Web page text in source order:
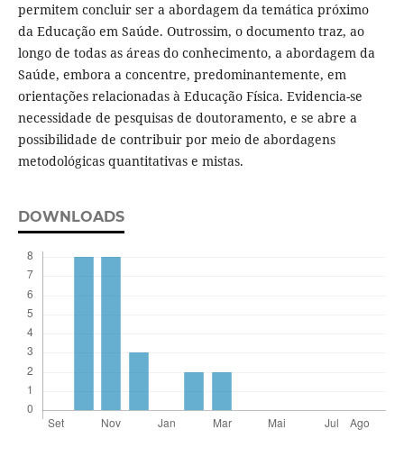
permitem concluir ser a abordagem da temática próximo
da Educação em Saúde. Outrossim, o documento traz, ao
longo de todas as áreas do conhecimento, a abordagem da
Saúde, embora a concentre, predominantemente, em
orientações relacionadas à Educação Física. Evidencia-se
necessidade de pesquisas de doutoramento, e se abre a
possibilidade de contribuir por meio de abordagens
metodológicas quantitativas e mistas.
DOWNLOADS